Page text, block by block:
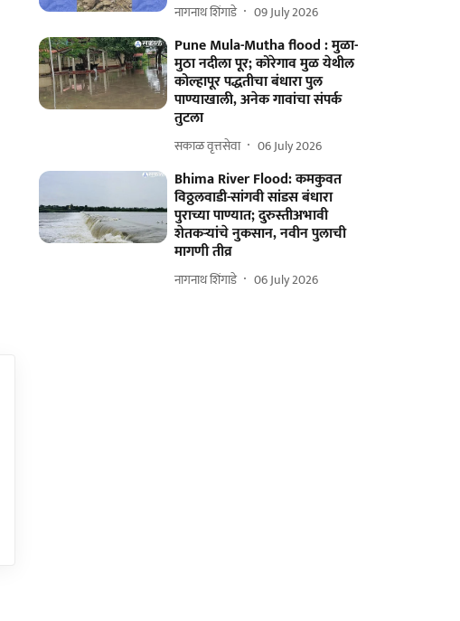
नागनाथ शिंगाडे 09 July 2026
Pune Mula-Mutha flood : मुळा-
मुठा नदीला पूर; कोरेगाव मुळ येथील
कोल्हापूर पद्धतीचा बंधारा पुल
पाण्याखाली, अनेक गावांचा संपर्क
तुटला
सकाळ वृत्तसेवा 06 July 2026
Bhima River Flood: कमकुवत
विठ्ठलवाडी-सांगवी सांडस बंधारा
पुराच्या पाण्यात; दुरुस्तीअभावी
शेतकऱ्यांचे नुकसान, नवीन पुलाची
मागणी तीव्र
नागनाथ शिंगाडे 06 July 2026